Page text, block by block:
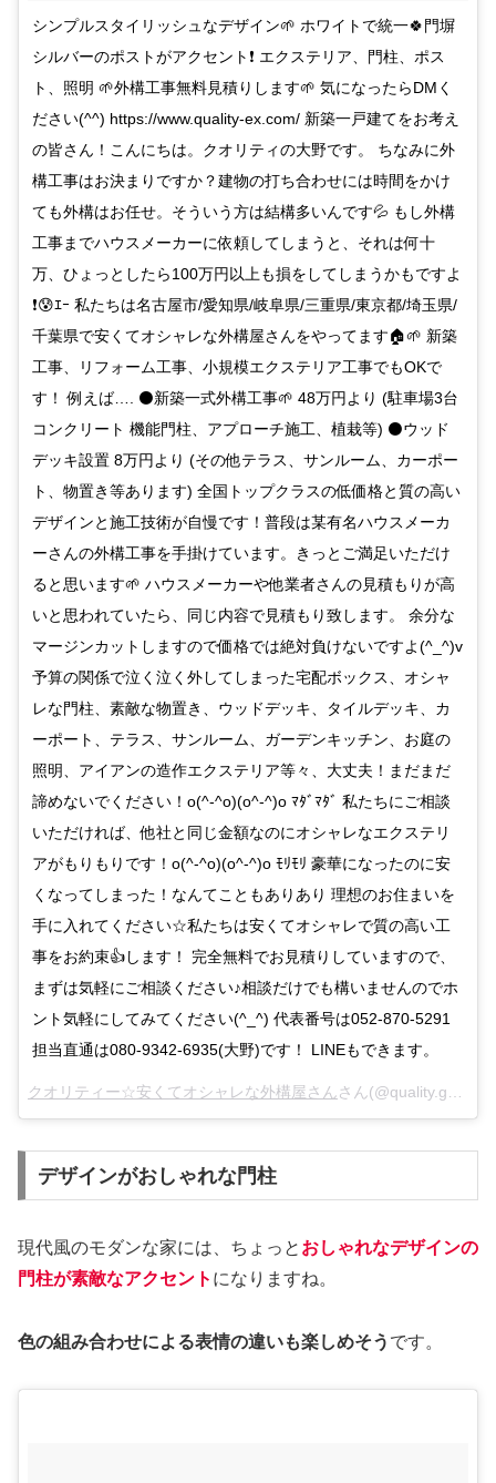
シンプルスタイリッシュなデザイン🌱 ホワイトで統一🍀門塀
シルバーのポストがアクセント❗ エクステリア、門柱、ポス
ト、照明 🌱外構工事無料見積りします🌱 気になったらDMく
ださい(^^) https://www.quality-ex.com/ 新築一戸建てをお考え
の皆さん！こんにちは。クオリティの大野です。 ちなみに外
構工事はお決まりですか？建物の打ち合わせには時間をかけ
ても外構はお任せ。そういう方は結構多いんです💦 もし外構
工事までハウスメーカーに依頼してしまうと、それは何十
万、ひょっとしたら100万円以上も損をしてしまうかもですよ
❗😰ｴｰ 私たちは名古屋市/愛知県/岐阜県/三重県/東京都/埼玉県/
千葉県で安くてオシャレな外構屋さんをやってます🏠🌱 新築
工事、リフォーム工事、小規模エクステリア工事でもOKで
す！ 例えば…. ⚫新築一式外構工事🌱 48万円より (駐車場3台
コンクリート 機能門柱、アプローチ施工、植栽等) ⚫ウッド
デッキ設置 8万円より (その他テラス、サンルーム、カーポー
ト、物置き等あります) 全国トップクラスの低価格と質の高い
デザインと施工技術が自慢です！普段は某有名ハウスメーカ
ーさんの外構工事を手掛けています。きっとご満足いただけ
ると思います🌱 ハウスメーカーや他業者さんの見積もりが高
いと思われていたら、同じ内容で見積もり致します。 余分な
マージンカットしますので価格では絶対負けないですよ(^_^)v
予算の関係で泣く泣く外してしまった宅配ボックス、オシャ
レな門柱、素敵な物置き、ウッドデッキ、タイルデッキ、カ
ーポート、テラス、サンルーム、ガーデンキッチン、お庭の
照明、アイアンの造作エクステリア等々、大丈夫！まだまだ
諦めないでください！o(^-^o)(o^-^)o ﾏﾀﾞﾏﾀﾞ 私たちにご相談
いただければ、他社と同じ金額なのにオシャレなエクステリ
アがもりもりです！o(^-^o)(o^-^)o ﾓﾘﾓﾘ 豪華になったのに安
くなってしまった！なんてこともありあり 理想のお住まいを
手に入れてください☆私たちは安くてオシャレで質の高い工
事をお約束👍します！ 完全無料でお見積りしていますので、
まずは気軽にご相談ください♪相談だけでも構いませんのでホ
ント気軽にしてみてください(^_^) 代表番号は052-870-5291
担当直通は080-9342-6935(大野)です！ LINEもできます。
クオリティー☆安くてオシャレな外構屋さんさん(@quality.gaikou.in)がシェアした投稿 –
デザインがおしゃれな門柱
現代風のモダンな家には、ちょっと おしゃれなデザインの
門柱が素敵なアクセント になりますね。
色の組み合わせによる表情の違いも楽しめそう です。